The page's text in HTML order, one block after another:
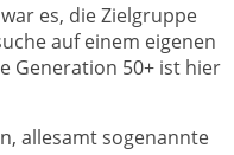
es, die Zielgruppe
auf einem eigenen
Generation 50+ ist hier
allesamt sogenannte